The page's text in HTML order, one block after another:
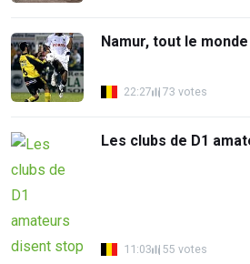
Namur, tout le
22:27 73 votes
Les clubs de D1
11:03 55 votes